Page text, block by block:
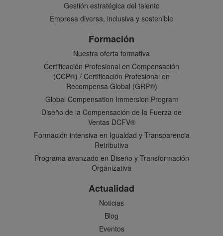
Gestión estratégica del talento
Empresa diversa, inclusiva y sostenible
Formación
Nuestra oferta formativa
Certificación Profesional en Compensación
(CCP®) / Certificación Profesional en
Recompensa Global (GRP®)
Global Compensation Immersion Program
Diseño de la Compensación de la Fuerza de
Ventas DCFV®
Formación intensiva en Igualdad y Transparencia
Retributiva
Programa avanzado en Diseño y Transformación
Organizativa
Actualidad
Noticias
Blog
Eventos